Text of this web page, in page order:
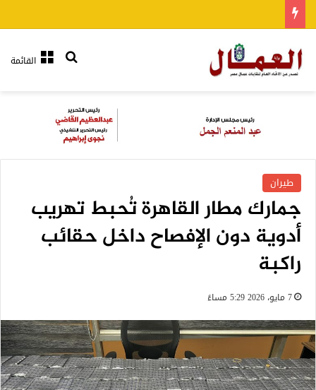
القائمةبحث عن
طيران
جمارك مطار القاهرة تُحبط تهريب
أدوية دون الإفصاح داخل حقائب
راكبة
7 مايو، 2026 5:29 مساءً